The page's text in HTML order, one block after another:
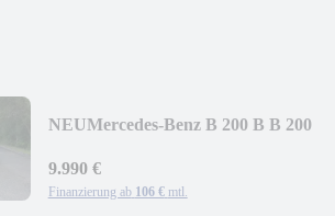
NEUMercedes-Benz B 200 B B 200
9.990 €
Finanzierung ab 106 € mtl.